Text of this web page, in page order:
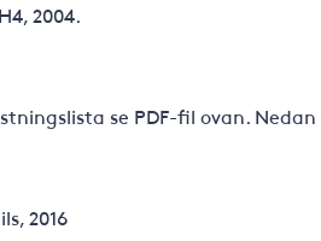
2004.
se PDF-fil ovan.
2016